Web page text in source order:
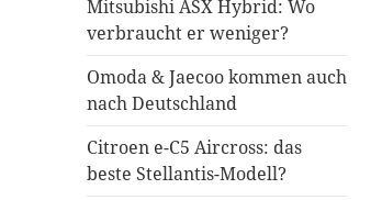
Mitsubishi ASX Hybrid: Wo
verbraucht er weniger?
Omoda & Jaecoo kommen auch
nach Deutschland
Citroen e-C5 Aircross: das
beste Stellantis-Modell?